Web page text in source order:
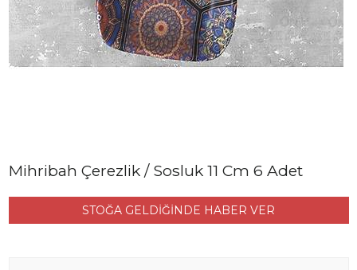
Mihribah Çerezlik / Sosluk 11 Cm 6 Adet
STOĞA GELDİĞİNDE HABER VER